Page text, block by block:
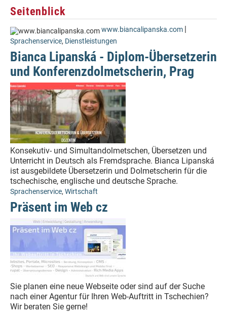
Seitenblick
www.biancalipanska.com |
Sprachenservice, Dienstleistungen
Bianca Lipanská - Diplom-Übersetzerin
und Konferenzdolmetscherin, Prag
Konsekutiv- und Simultandolmetschen, Übersetzen und
Unterricht in Deutsch als Fremdsprache. Bianca Lipanská
ist ausgebildete Übersetzerin und Dolmetscherin für die
tschechische, englische und deutsche Sprache.
Sprachenservice, Wirtschaft
Präsent im Web cz
Sie planen eine neue Webseite oder sind auf der Suche
nach einer Agentur für Ihren Web-Auftritt in Tschechien?
Wir beraten Sie gerne!